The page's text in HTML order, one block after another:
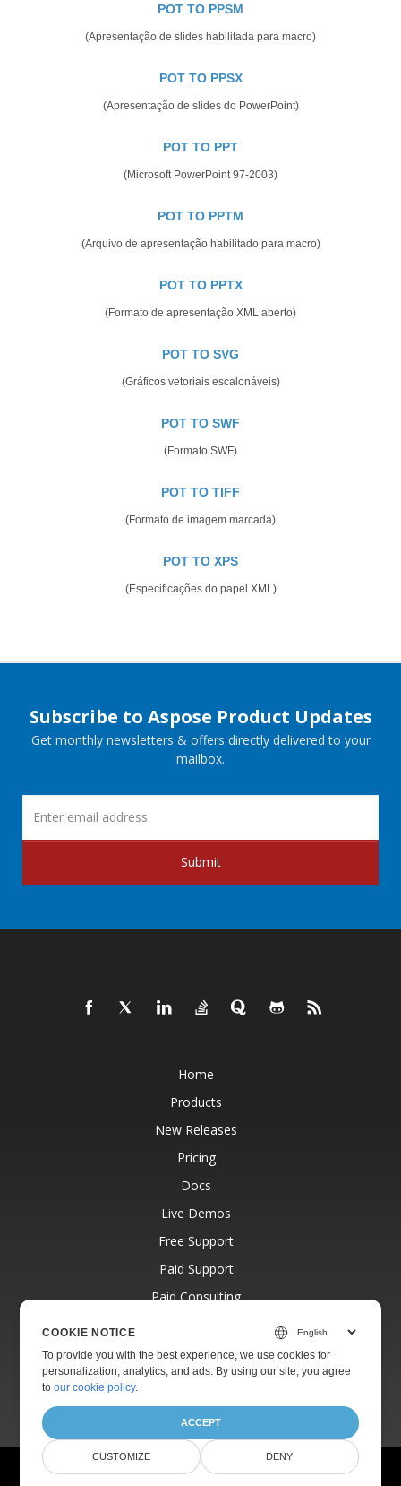
POT TO PPSM
(Apresentação de slides habilitada para macro)
POT TO PPSX
(Apresentação de slides do PowerPoint)
POT TO PPT
(Microsoft PowerPoint 97-2003)
POT TO PPTM
(Arquivo de apresentação habilitado para macro)
POT TO PPTX
(Formato de apresentação XML aberto)
POT TO SVG
(Gráficos vetoriais escalonáveis)
POT TO SWF
(Formato SWF)
POT TO TIFF
(Formato de imagem marcada)
POT TO XPS
(Especificações do papel XML)
Subscribe to Aspose Product Updates
Get monthly newsletters & offers directly delivered to your
mailbox.
Submit
Home
Products
New Releases
Pricing
Docs
Live Demos
Free Support
Paid Support
Paid Consulting
Websites
About
© Aspose Pty Ltd 2001-2026.
COOKIE NOTICE
To provide you with the best experience, we use cookies for
personalization, analytics, and ads. By using our site, you agree
toour cookie policy.
ACCEPT
CUSTOMIZE DENY